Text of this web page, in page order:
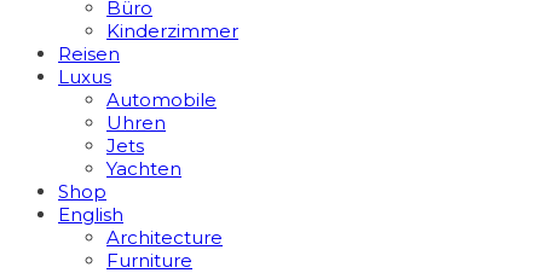
Büro
Kinderzimmer
Reisen
Luxus
Automobile
Uhren
Jets
Yachten
Shop
English
Architecture
Furniture